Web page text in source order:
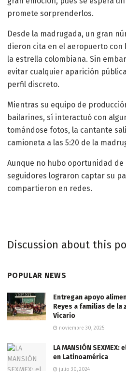
promete sorprenderlos.
Desde la madrugada, un gran
dieron cita en el aeropuerto con
la estrella colombiana. Sin
evitar cualquier aparición
perfil discreto.
Mientras su equipo de
bailarines, sí interactuó con
tomándose fotos, la cantante
camioneta a las 5:20 de la
Aunque no hubo oportunidad de
seguidores lograron captar su
compartieron en redes.
Discussion about this
POPULAR NEWS
Entregan apoyo
Reyes a familias de la
Vicario
noviembre 30, 2025
LA MANSIÓN
en Latinoamérica
julio 30, 2024